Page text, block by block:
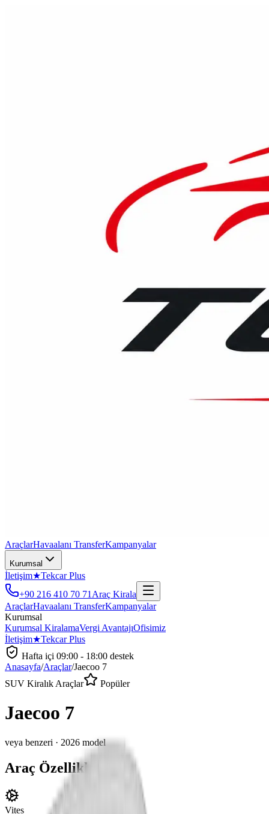
AraçlarHavaalanı TransferKampanyalar
Kurumsal
İletişim★Tekcar Plus
+90 216 410 70 71 Araç Kirala
AraçlarHavaalanı TransferKampanyalar
Kurumsal
Kurumsal KiralamaVergi AvantajıOfisimiz
İletişim★Tekcar Plus
Hafta içi 09:00 - 18:00 destek
Anasayfa/Araçlar/Jaecoo 7
SUV Kiralık Araçlar Popüler
Jaecoo 7
veya benzeri · 2026 model
Araç Özellikleri
Vites